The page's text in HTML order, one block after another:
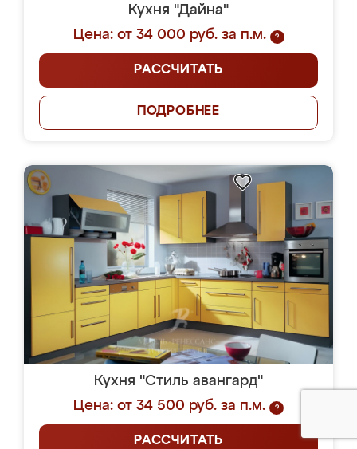
Кухня "Дайна"
Цена: от 34 000 руб. за п.м.
?
РАССЧИТАТЬ
ПОДРОБНЕЕ
Кухня "Стиль авангард"
Цена: от 34 500 руб. за п.м.
?
РАССЧИТАТЬ